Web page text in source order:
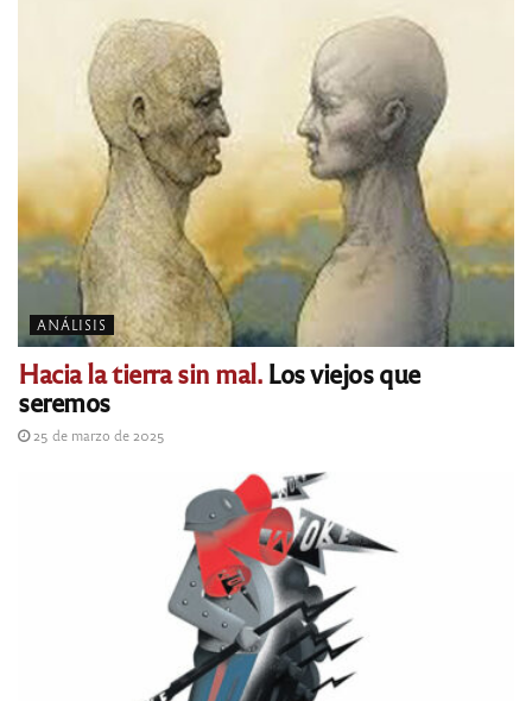
ANÁLISIS
Hacia la tierra sin mal.Los viejos que
seremos
25 de marzo de 2025